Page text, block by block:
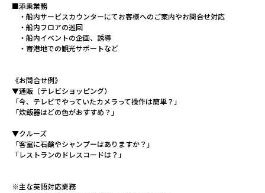
■添乗業務
・船内サービスカウンターにてお客様へのご案内やお問合せ対応
・船内フロアの巡回
・船内イベントの企画、誘導
・寄港地での観光サポートなど
《お問合せ例》
▼通販（テレビショッピング）
「今、テレビでやっていたカメラって操作は簡単？」
「炊飯器はどの色がおすすめ？」
▼クルーズ
「客室に石鹸やシャンプーはありますか？」
「レストランのドレスコードは？」
※主な英語対応業務